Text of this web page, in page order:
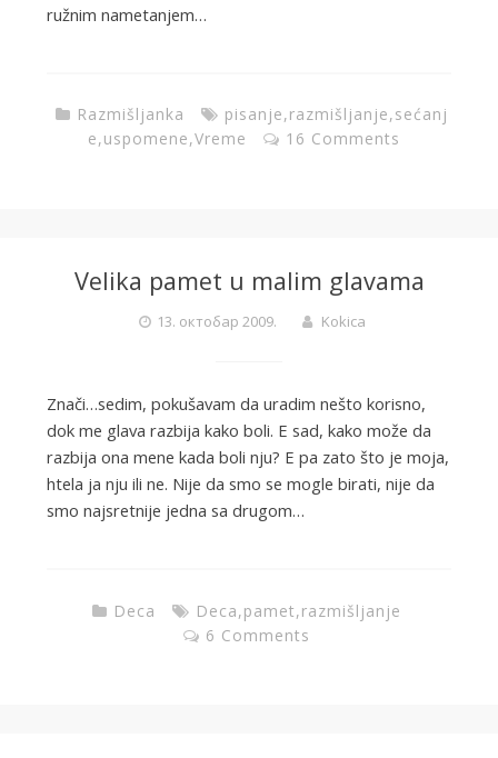
ružnim nametanjem…
Razmišljanka pisanje,razmišljanje,sećanj
e,uspomene,Vreme 16 Comments
Velika pamet u malim glavama
13. октобар 2009. Kokica
Znači…sedim, pokušavam da uradim nešto korisno,
dok me glava razbija kako boli. E sad, kako može da
razbija ona mene kada boli nju? E pa zato što je moja,
htela ja nju ili ne. Nije da smo se mogle birati, nije da
smo najsretnije jedna sa drugom…
Deca Deca,pamet,razmišljanje
6 Comments